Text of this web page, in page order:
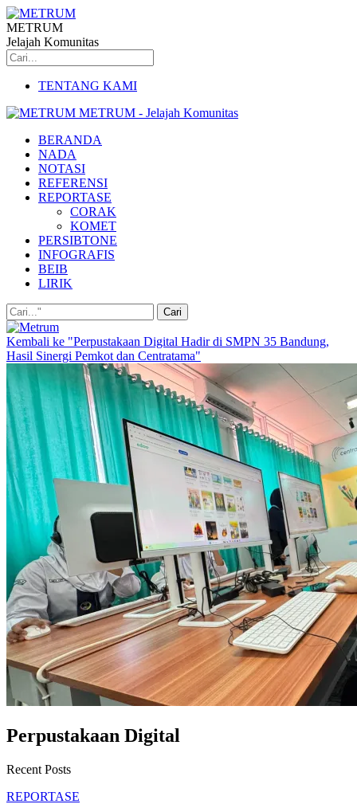
METRUM
Jelajah Komunitas
TENTANG KAMI
METRUM - Jelajah Komunitas
BERANDA
NADA
NOTASI
REFERENSI
REPORTASE
CORAK
KOMET
PERSIBTONE
INFOGRAFIS
BEIB
LIRIK
Kembali ke "Perpustakaan Digital Hadir di SMPN 35 Bandung,
Hasil Sinergi Pemkot dan Centratama"
Perpustakaan Digital
Recent Posts
REPORTASE